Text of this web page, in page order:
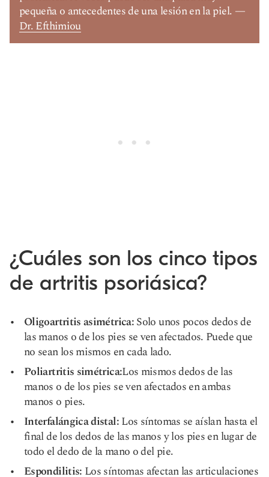
pequeña o antecedentes de una lesión en la piel. —
Dr. Efthimiou
¿Cuáles son los cinco tipos
de artritis psoriásica?
Oligoartritis asimétrica:Solo unos pocos dedos de
las manos o de los pies se ven afectados. Puede que
no sean los mismos en cada lado.
Poliartritis simétrica:Los mismos dedos de las
manos o de los pies se ven afectados en ambas
manos o pies.
Interfalángica distal:Los síntomas se aíslan hasta el
final de los dedos de las manos y los pies en lugar de
todo el dedo de la mano o del pie.
Espondilitis: Los síntomas afectan las articulaciones